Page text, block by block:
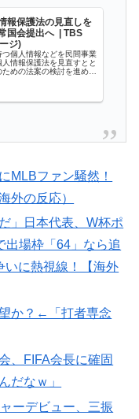
」 日本の普通のテ
っていたと話題に
技術の完全勝利をご
こういうのを見る
日本代表、W杯ポッ
枠「64」なら追い風
視線！【海外の反
ッカー協会前代未聞
的スキャンダルに発
日本の医療チーム、
号が急カーブで韓国
保護法の見直しを
国会提出へ | TBS
ジ)
個人情報などを民間事業
情報保護法を見直すとと
めの法案の検討を進める
MLBファン騒然！
外の反応）
」日本代表、W杯ポ
出場枠「64」なら追
いに熱視線！【海外
か？←「打者専念
、FIFA会長に確固
だなｗ」
ーデビュー、三振